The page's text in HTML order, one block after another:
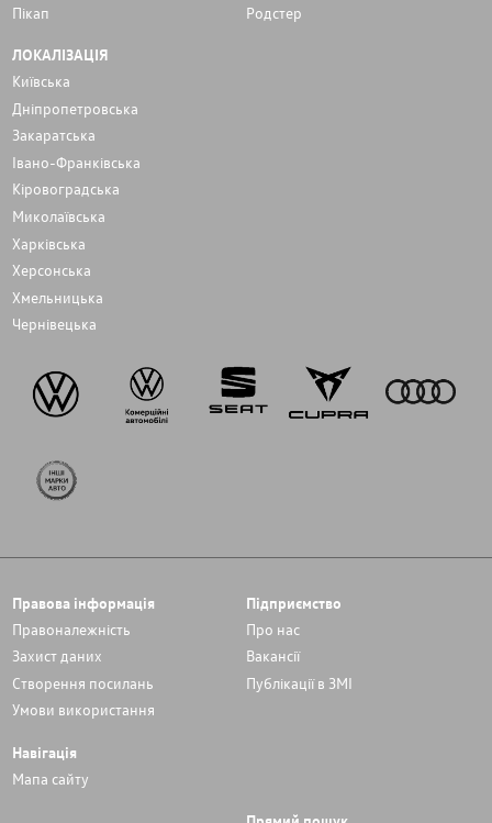
Пікап
Родстер
ЛОКАЛІЗАЦІЯ
Київська
Дніпропетровська
Закаратська
Івано-Франківська
Кіровоградська
Миколаївська
Харківська
Херсонська
Хмельницька
Чернівецька
Правова інформація
Правоналежність
Захист даних
Cтворення посилань
Умови використання
Підприємство
Про нас
Вакансії
Публікації в ЗМІ
Навігація
Мапа сайту